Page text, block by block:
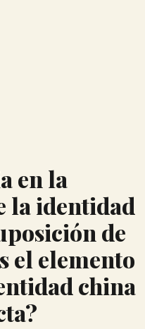
en la
la identidad
de
el elemento
china